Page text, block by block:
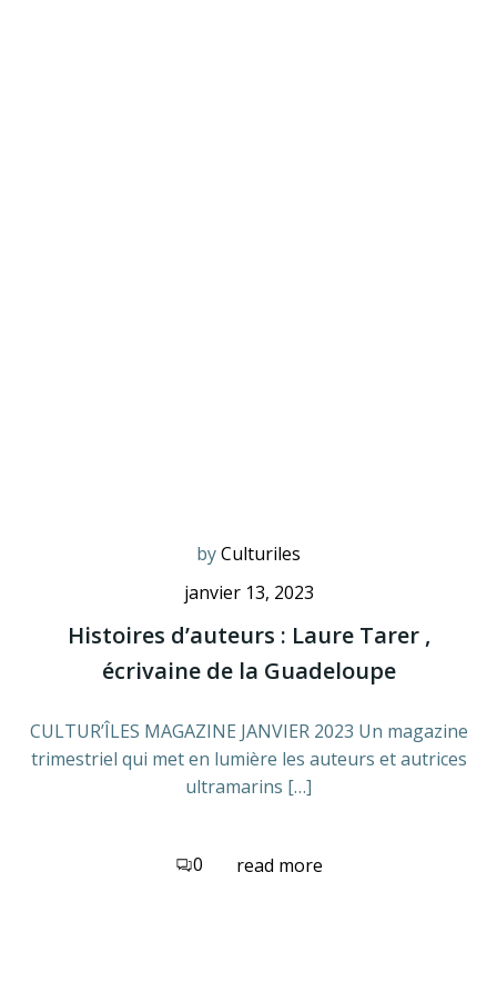
byCulturiles
janvier 13, 2023
Histoires d’auteurs : Laure Tarer ,
écrivaine de la Guadeloupe
CULTUR’ÎLES MAGAZINE JANVIER 2023 Un magazine
trimestriel qui met en lumière les auteurs et autrices
ultramarins […]
0 read more